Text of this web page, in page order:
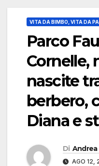
VITA DA BIMBO, VITA DA
Parco
Cornelle,
nascite
berbero,
Diana e
Di Andrea
AGO 12,